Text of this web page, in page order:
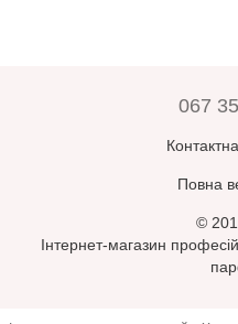
067
Повна
©
Інтернет-магазин